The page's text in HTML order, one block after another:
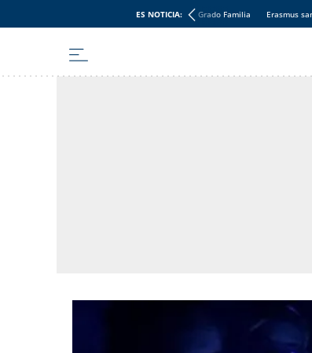
ES NOTICIA: Grado Familia Erasmus